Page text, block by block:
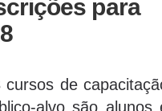
para
de
alvo são alunos